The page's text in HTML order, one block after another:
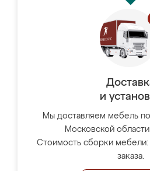
и
Мы доставляем мебель
Московской
Стоимость сборки мебели:
заказа.